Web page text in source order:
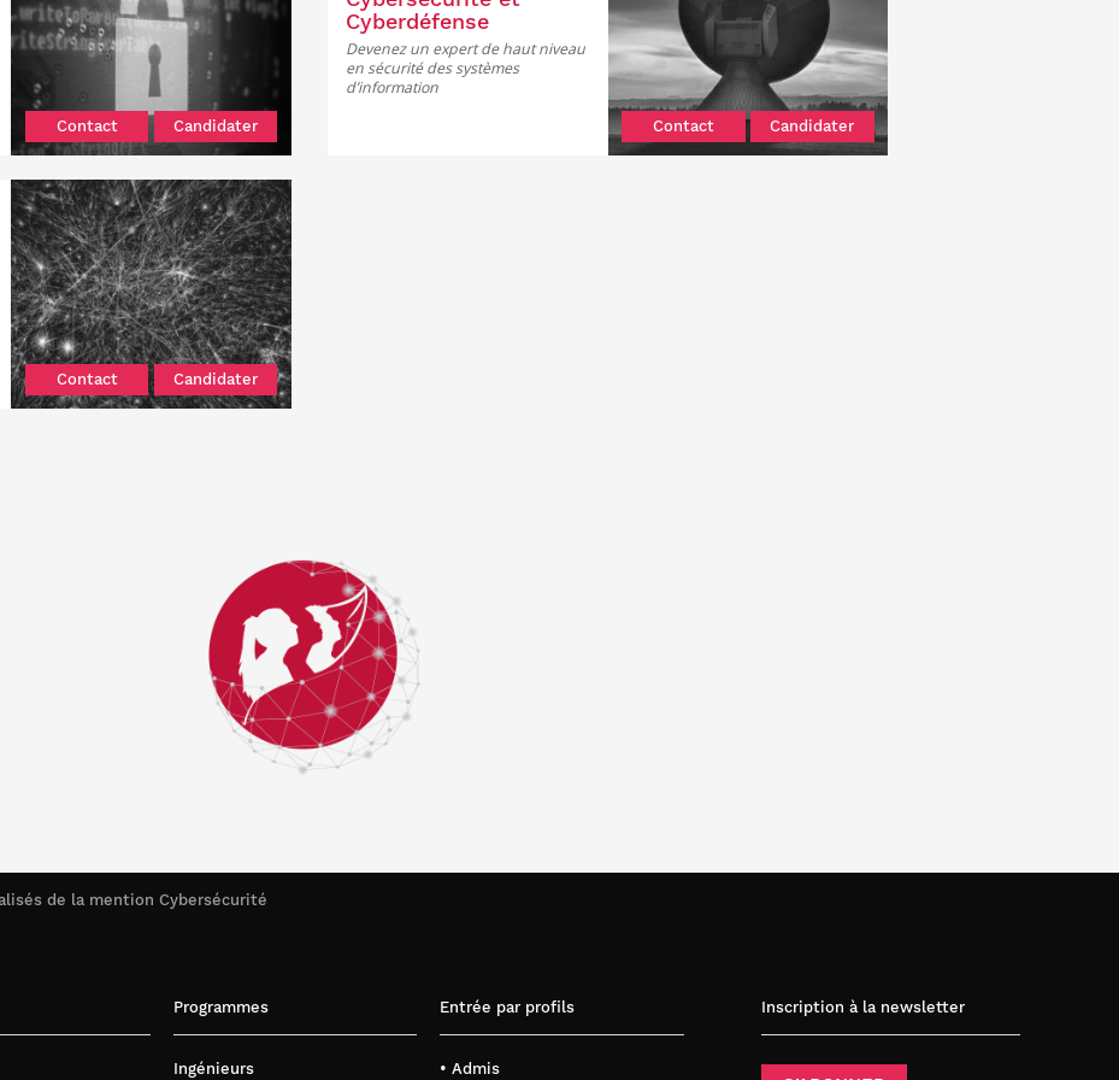
de la mention Cybersécurité
Contact Candidater
Cyberdéfense
Devenez un expert de haut niveau
en sécurité des systèmes
d’information
Contact Candidater
Contact Candidater
Programmes
Ingénieurs
Entrée par profils
• Admis
Inscription à la newsletter